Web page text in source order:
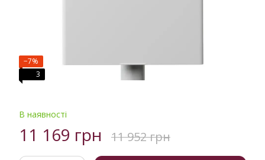
−7%
3
В наявності
11 169 грн 11 952 грн